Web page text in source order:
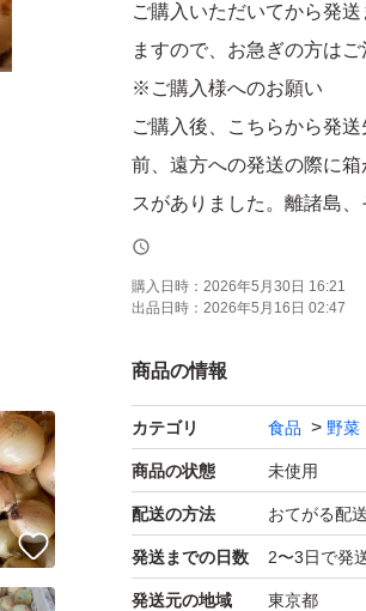
ご購入いただいてから発
ますので、お急ぎの方はご
※ご購入様へのお願い
ご購入後、こちらから発
前、遠方への発送の際に
スがありました。離諸島
地域については梱包時に
とか九州地方とか、アバウ
下さい。このご連絡ない場
購入日時： 2026年5月30日 16:21
出品日時： 2026年5月16日 02:47
商品の情報
カテゴリ 食品 野菜
商品の状態 未使用
配送の方法 おてがる配
発送までの日数 2〜3日で発
発送元の地域 東京都
いいね！